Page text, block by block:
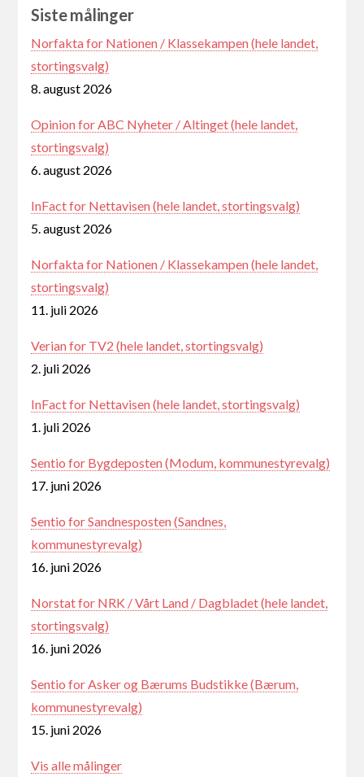
Siste målinger
Norfakta for Nationen / Klassekampen (hele landet,
stortingsvalg)
8. august 2026
Opinion for ABC Nyheter / Altinget (hele landet,
stortingsvalg)
6. august 2026
InFact for Nettavisen (hele landet, stortingsvalg)
5. august 2026
Norfakta for Nationen / Klassekampen (hele landet,
stortingsvalg)
11. juli 2026
Verian for TV2 (hele landet, stortingsvalg)
2. juli 2026
InFact for Nettavisen (hele landet, stortingsvalg)
1. juli 2026
Sentio for Bygdeposten (Modum, kommunestyrevalg)
17. juni 2026
Sentio for Sandnesposten (Sandnes,
kommunestyrevalg)
16. juni 2026
Norstat for NRK / Vårt Land / Dagbladet (hele landet,
stortingsvalg)
16. juni 2026
Sentio for Asker og Bærums Budstikke (Bærum,
kommunestyrevalg)
15. juni 2026
Vis alle målinger